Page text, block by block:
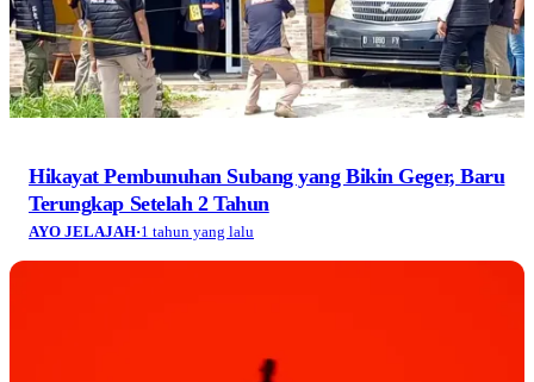
Hikayat Pembunuhan Subang yang Bikin Geger, Baru
Terungkap Setelah 2 Tahun
AYO JELAJAH·1 tahun yang lalu